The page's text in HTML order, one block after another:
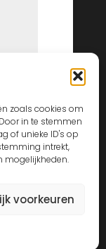
zoals cookies om
in te stemmen
of unieke ID's op
intrekt,
mogelijkheden.
voorkeuren